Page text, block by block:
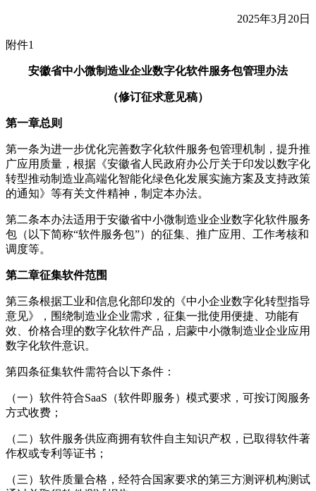
2025年3月20日
附件1
安徽省中小微制造业企业数字化软件服务包管理办法
（修订征求意见稿）
第一章总则
第一条为进一步优化完善数字化软件服务包管理机制，提升推
广应用质量，根据《安徽省人民政府办公厅关于印发以数字化
转型推动制造业高端化智能化绿色化发展实施方案及支持政策
的通知》等有关文件精神，制定本办法。
第二条本办法适用于安徽省中小微制造业企业数字化软件服务
包（以下简称“软件服务包”）的征集、推广应用、工作考核和
调度等。
第二章征集软件范围
第三条根据工业和信息化部印发的《中小企业数字化转型指导
意见》，围绕制造业企业需求，征集一批使用便捷、功能有
效、价格合理的数字化软件产品，启蒙中小微制造业企业应用
数字化软件意识。
第四条征集软件需符合以下条件：
（一）软件符合SaaS（软件即服务）模式要求，可按订阅服务
方式收费；
（二）软件服务供应商拥有软件自主知识产权，已取得软件著
作权或专利等证书；
（三）软件质量合格，经符合国家要求的第三方测评机构测试